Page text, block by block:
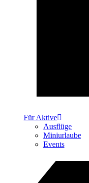
Für Aktive
Ausflüge
Miniurlaube
Events